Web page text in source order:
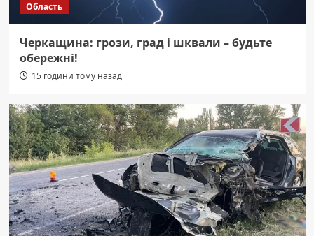
Область
Черкащина: грози, град і шквали – будьте
обережні!
15 години тому назад